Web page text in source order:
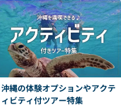
沖縄の体験オプションやアクテ
ィビティ付ツアー特集